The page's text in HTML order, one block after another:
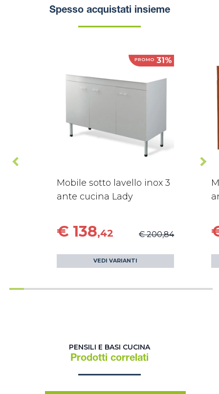
Spesso acquistati insieme
PROMO 31%
Mobile sotto lavello inox 3
ante cucina Lady
€ 138,42 € 200,84
VEDI VARIANTI
PENSILI E BASI CUCINA
Prodotti correlati